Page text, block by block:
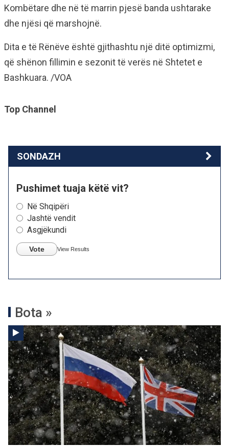
Kombëtare dhe në të marrin pjesë banda ushtarake
dhe njësi që marshojnë.
Dita e të Rënëve është gjithashtu një ditë optimizmi,
që shënon fillimin e sezonit të verës në Shtetet e
Bashkuara. /VOA
Top Channel
SONDAZH
Pushimet tuaja këtë vit?
Në Shqipëri
Jashtë vendit
Asgjëkundi
Vote View Results
Bota »